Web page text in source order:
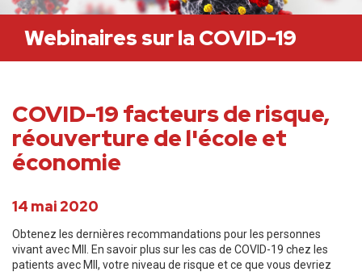
Webinaires sur la COVID-19
COVID-19 facteurs de risque,
réouverture de l'école et
économie
14 mai 2020
Obtenez les dernières recommandations pour les personnes
vivant avec MII. En savoir plus sur les cas de COVID-19 chez les
patients avec MII, votre niveau de risque et ce que vous devriez